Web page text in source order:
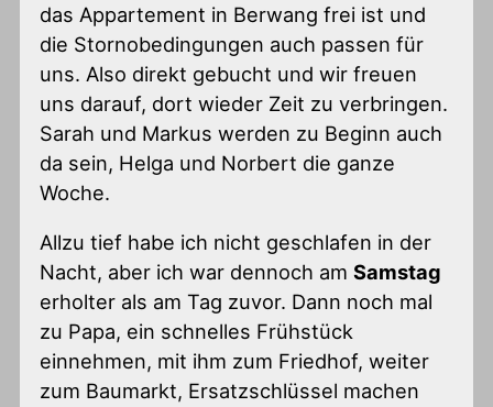
das Appartement in Berwang frei ist und
die Stornobedingungen auch passen für
uns. Also direkt gebucht und wir freuen
uns darauf, dort wieder Zeit zu verbringen.
Sarah und Markus werden zu Beginn auch
da sein, Helga und Norbert die ganze
Woche.
Allzu tief habe ich nicht geschlafen in der
Nacht, aber ich war dennoch amSamstag
erholter als am Tag zuvor. Dann noch mal
zu Papa, ein schnelles Frühstück
einnehmen, mit ihm zum Friedhof, weiter
zum Baumarkt, Ersatzschlüssel machen